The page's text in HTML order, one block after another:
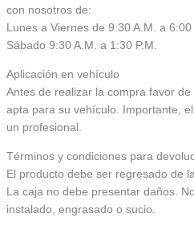
con nosotros de:
Lunes a Viernes de 9:30 A.M. a 6:00
Sábado 9:30 A.M. a 1:30 P.M.
Aplicación en vehículo
Antes de realizar la compra favor
apta para su vehículo. Importante,
un profesional.
Términos y condiciones para
El producto debe ser regresado de
La caja no debe presentar daños.
instalado, engrasado o sucio.